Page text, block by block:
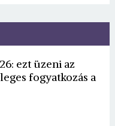
ezt üzeni az
fogyatkozás a